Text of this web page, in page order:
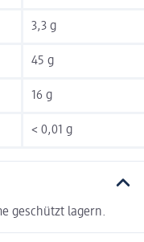
3,3 g
45 g
16 g
< 0,01 g
geschützt lagern.